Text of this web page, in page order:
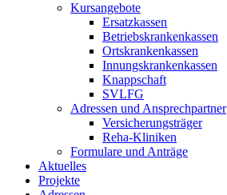
Kursangebote
Ersatzkassen
Betriebskrankenkassen
Ortskrankenkassen
Innungskrankenkassen
Knappschaft
SVLFG
Adressen und Ansprechpartner
Versicherungsträger
Reha-Kliniken
Formulare und Anträge
Aktuelles
Projekte